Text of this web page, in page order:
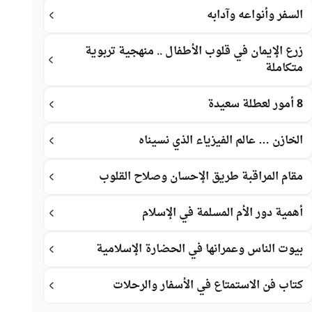
السفر وأنواعه وآدابه
زرع الإيمان في قلوب الأطفال .. منهجية تربوية
متكاملة
8 أمور لعطلة سعيدة
الخازن … عالم الفيزياء الذي نسيناه
مقام المراقبة طريق الإحسان وصلاح القلوب
أهمية دور الأم المسلمة في الإسلام
بيوت الناس وعمرانها في الحضارة الإسلامية
كتاب فن الاستمتاع في الأسفار والرحلات